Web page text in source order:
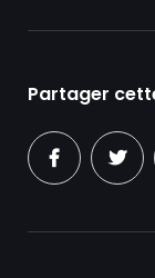
Partager